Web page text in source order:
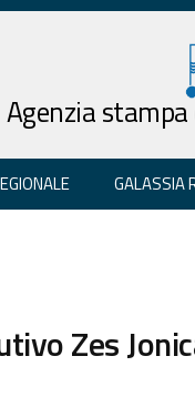
Agenzia
GALASSIA
Zes